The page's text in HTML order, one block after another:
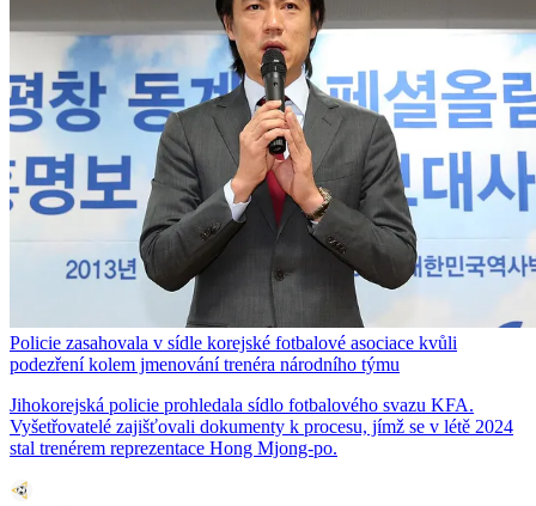
Policie zasahovala v sídle korejské fotbalové asociace kvůli
podezření kolem jmenování trenéra národního týmu
Jihokorejská policie prohledala sídlo fotbalového svazu KFA.
Vyšetřovatelé zajišťovali dokumenty k procesu, jímž se v létě 2024
stal trenérem reprezentace Hong Mjong-po.